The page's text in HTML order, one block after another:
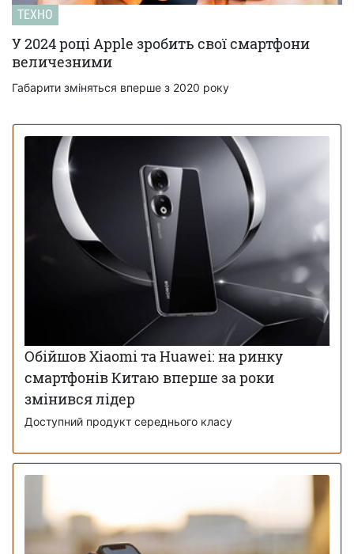
ТЕХНО
У 2024 році Apple зробить свої смартфони
величезними
Габарити зміняться вперше з 2020 року
Обійшов Xiaomi та Huawei: на ринку
смартфонів Китаю вперше за роки
змінився лідер
Доступний продукт середнього класу